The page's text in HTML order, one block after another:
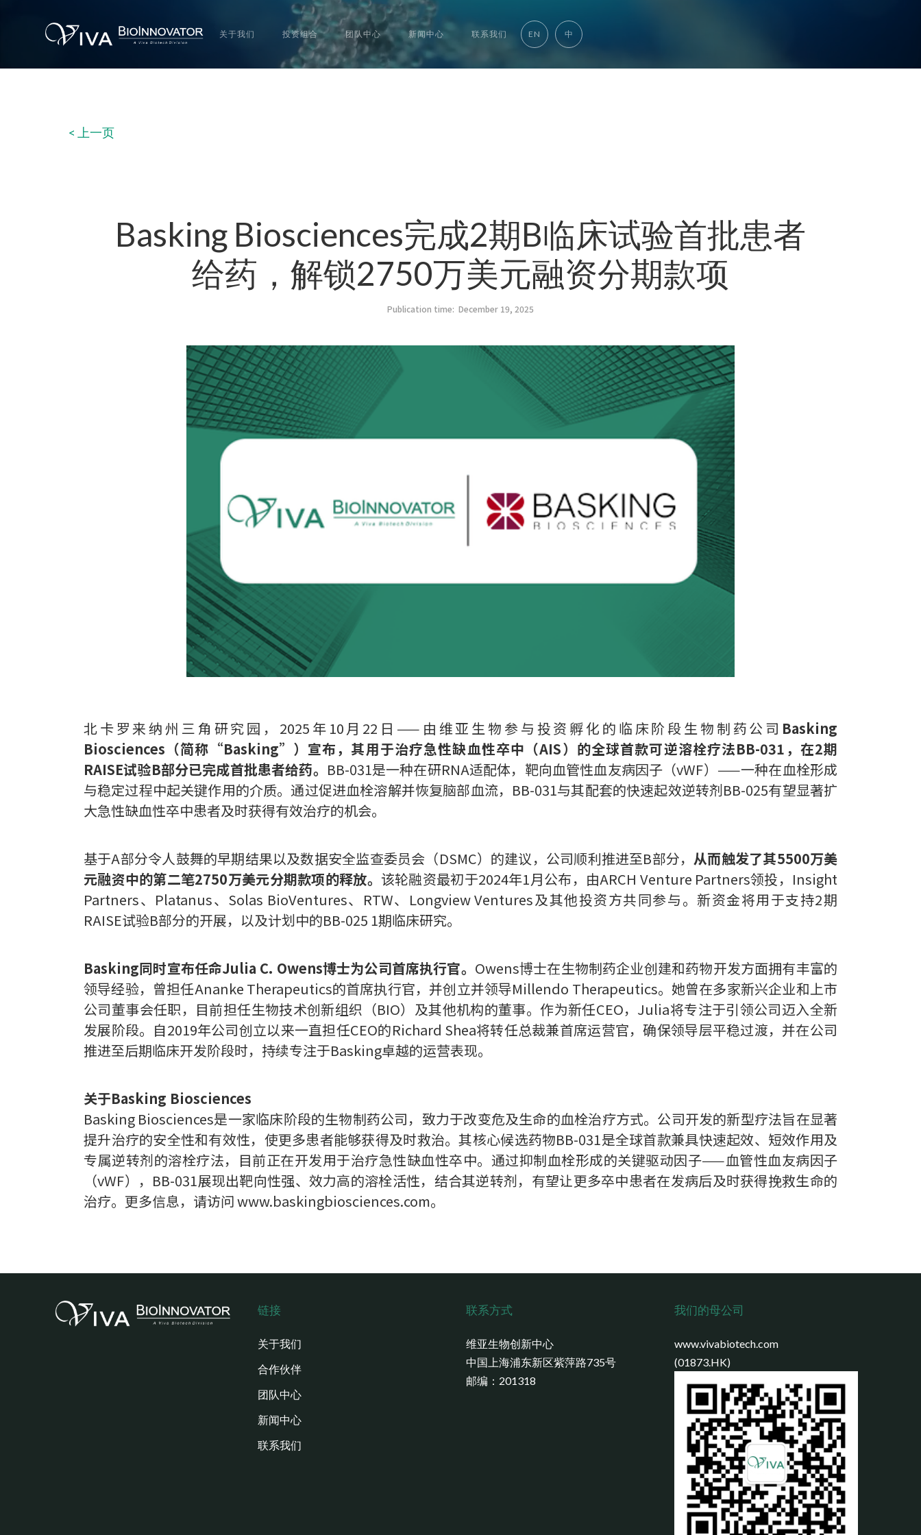
关于我们 投资组合 团队中心 新闻中心 联系我们 EN 中
< 上一页
Basking Biosciences完成2期B临床试验首批患者
给药，解锁2750万美元融资分期款项
Publication time: December 19, 2025
北卡罗来纳州三角研究园，2025年10月22日——由维亚生物参与投资孵化的临床阶段生物制药公司 Basking
Biosciences（简称“Basking”）宣布，其用于治疗急性缺血性卒中（AIS）的全球首款可逆溶栓疗法BB-031，在2期
RAISE试验B部分已完成首批患者给药。 BB-031是一种在研RNA适配体，靶向血管性血友病因子（vWF）——一种在血栓形成
与稳定过程中起关键作用的介质。通过促进血栓溶解并恢复脑部血流，BB-031与其配套的快速起效逆转剂BB-025有望显著扩
大急性缺血性卒中患者及时获得有效治疗的机会。
基于A部分令人鼓舞的早期结果以及数据安全监查委员会（DSMC）的建议，公司顺利推进至B部分，从而触发了其5500万美
元融资中的第二笔2750万美元分期款项的释放。 该轮融资最初于2024年1月公布，由ARCH Venture Partners领投，Insight
Partners、Platanus、Solas BioVentures、RTW、Longview Ventures及其他投资方共同参与。新资金将用于支持2期
RAISE试验B部分的开展，以及计划中的BB-025 1期临床研究。
Basking同时宣布任命Julia C. Owens博士为公司首席执行官。 Owens博士在生物制药企业创建和药物开发方面拥有丰富的
领导经验，曾担任Ananke Therapeutics的首席执行官，并创立并领导Millendo Therapeutics。她曾在多家新兴企业和上市
公司董事会任职，目前担任生物技术创新组织（BIO）及其他机构的董事。作为新任CEO，Julia将专注于引领公司迈入全新
发展阶段。自2019年公司创立以来一直担任CEO的Richard Shea将转任总裁兼首席运营官，确保领导层平稳过渡，并在公司
推进至后期临床开发阶段时，持续专注于Basking卓越的运营表现。
关于Basking Biosciences
Basking Biosciences是一家临床阶段的生物制药公司，致力于改变危及生命的血栓治疗方式。公司开发的新型疗法旨在显著
提升治疗的安全性和有效性，使更多患者能够获得及时救治。其核心候选药物BB-031是全球首款兼具快速起效、短效作用及
专属逆转剂的溶栓疗法，目前正在开发用于治疗急性缺血性卒中。通过抑制血栓形成的关键驱动因子——血管性血友病因子
（vWF），BB-031展现出靶向性强、效力高的溶栓活性，结合其逆转剂，有望让更多卒中患者在发病后及时获得挽救生命的
治疗。更多信息，请访问 www.baskingbiosciences.com。
链接
关于我们
合作伙伴
团队中心
新闻中心
联系我们
联系方式
维亚生物创新中心
中国上海浦东新区紫萍路735号
邮编：201318
我们的母公司
www.vivabiotech.com
(01873.HK)